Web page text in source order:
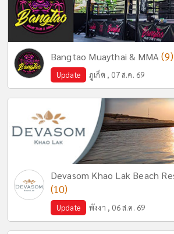
Bangtao Muaythai & MMA(9)
Update ภูเก็ต , 07 ส.ค. 69
Devasom Khao Lak Beach
(10)
Update พังงา , 06 ส.ค. 69